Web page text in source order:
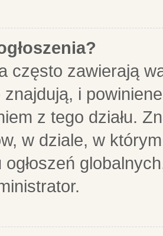
często zawierają
znajdują, i
z tego działu.
w dziale, w